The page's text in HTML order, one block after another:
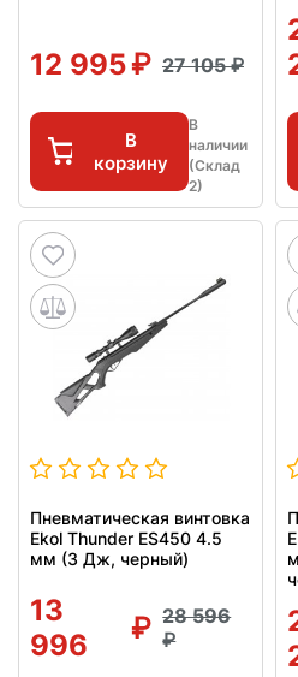
12 995 27 105
В
корзину
В
наличии
(Склад
2)
Пневматическая винтовка
Ekol Thunder ES450 4.5
мм (3 Дж, черный)
13
996
28 596